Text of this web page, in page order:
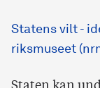
Statens vilt -
riksmuseet